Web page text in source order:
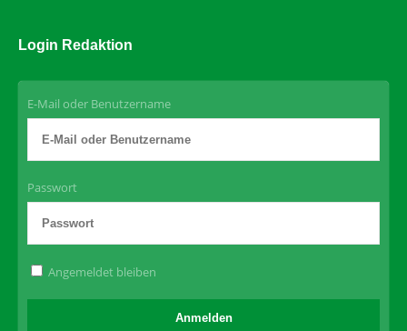
Login Redaktion
E-Mail oder Benutzername
Passwort
Angemeldet bleiben